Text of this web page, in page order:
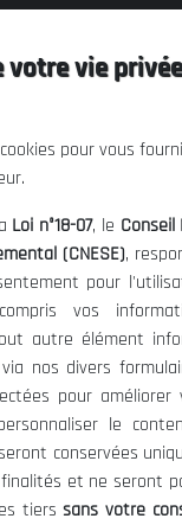
vous prions
mais
est
votre vie
pour vous
Loi n°18-07, le Conseil
(CNESE),
pour
vos
autre élément
nos divers
pour
le
conservées
et ne seront
tierssans votre